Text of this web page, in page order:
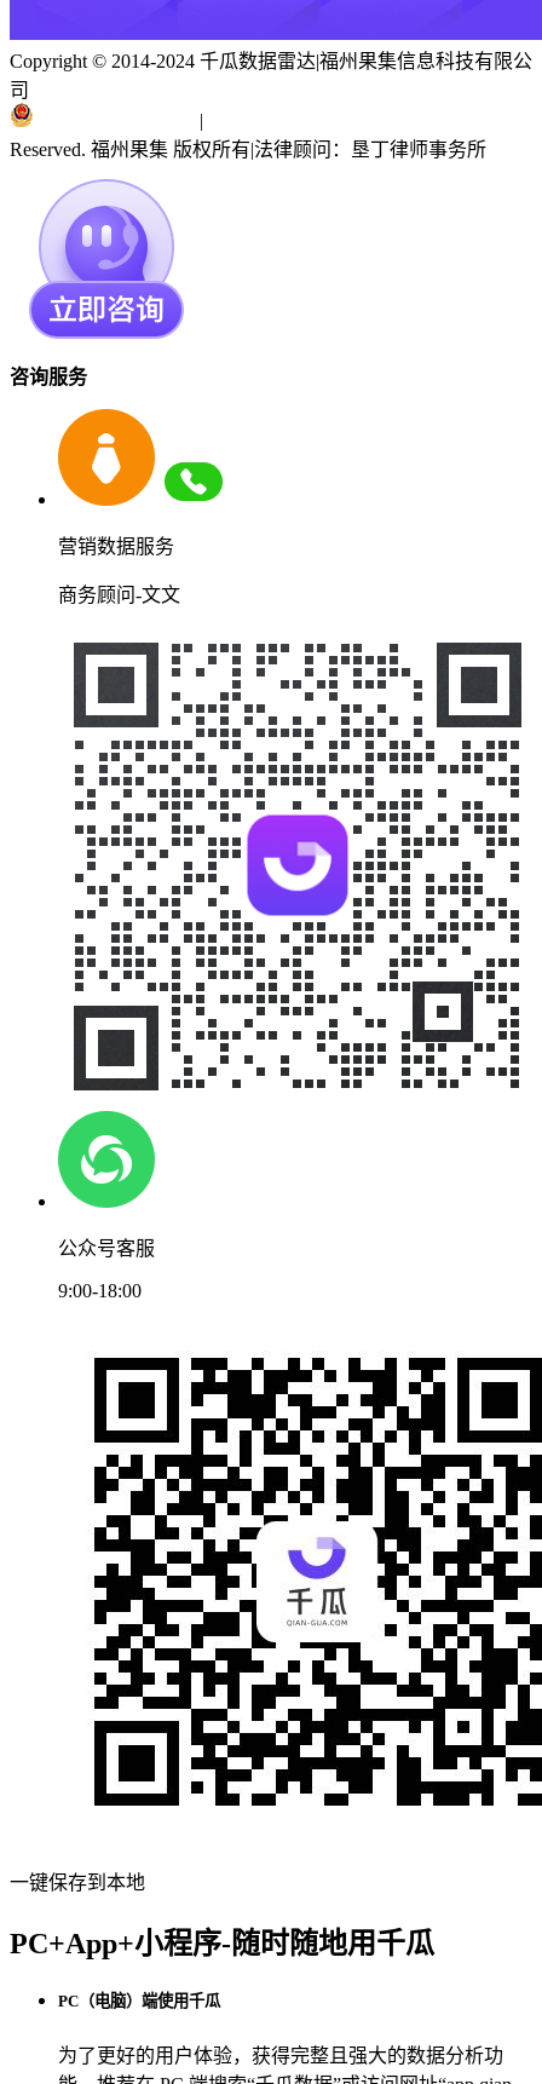
Copyright © 2014-2024 千瓜数据雷达|福州果集信息科技有限公
司
|
Reserved. 福州果集 版权所有|法律顾问：垦丁律师事务所
咨询服务
营销数据服务
商务顾问-文文
公众号客服
9:00-18:00
一键保存到本地
PC+App+小程序-随时随地用千瓜
PC（电脑）端使用千瓜
为了更好的用户体验，获得完整且强大的数据分析功